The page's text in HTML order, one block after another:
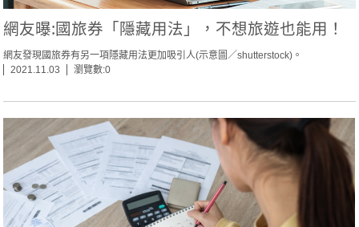
網友曝:國旅券「隱藏用法」，不想旅遊也能用！
網友發現國旅券有另一項隱藏用法更加吸引人(示意圖／shutterstock)。
2021.11.03
瀏覽數:0